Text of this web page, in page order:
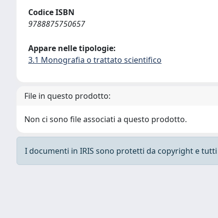
Codice ISBN
9788875750657
Appare nelle tipologie:
3.1 Monografia o trattato scientifico
File in questo prodotto:
Non ci sono file associati a questo prodotto.
I documenti in IRIS sono protetti da copyright e